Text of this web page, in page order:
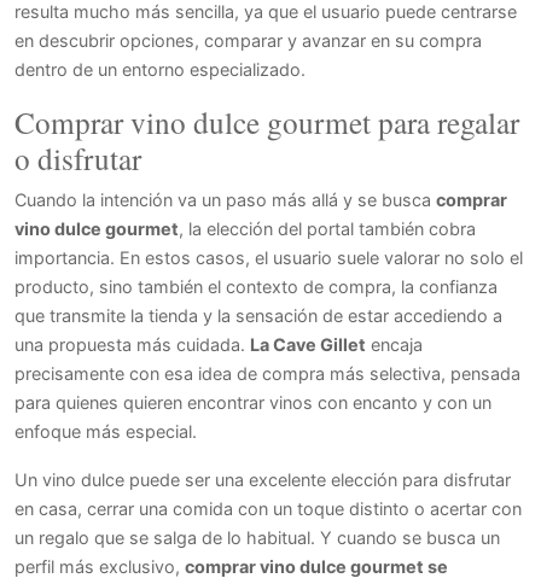
resulta mucho más sencilla, ya que el usuario puede centrarse
en descubrir opciones, comparar y avanzar en su compra
dentro de un entorno especializado.
Comprar vino dulce gourmet para regalar
o disfrutar
Cuando la intención va un paso más allá y se busca comprar
vino dulce gourmet, la elección del portal también cobra
importancia. En estos casos, el usuario suele valorar no solo el
producto, sino también el contexto de compra, la confianza
que transmite la tienda y la sensación de estar accediendo a
una propuesta más cuidada. La Cave Gillet encaja
precisamente con esa idea de compra más selectiva, pensada
para quienes quieren encontrar vinos con encanto y con un
enfoque más especial.
Un vino dulce puede ser una excelente elección para disfrutar
en casa, cerrar una comida con un toque distinto o acertar con
un regalo que se salga de lo habitual. Y cuando se busca un
perfil más exclusivo, comprar vino dulce gourmet se